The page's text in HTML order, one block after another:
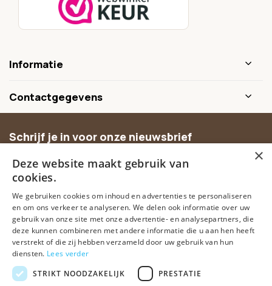
Informatie
Contactgegevens
Schrijf je in voor onze nieuwsbrief
aanbiedingen.
Abonneer
×
Deze website maakt gebruik van
cookies.
We gebruiken cookies om inhoud en advertenties te personaliseren
en om ons verkeer te analyseren. We delen ook informatie over uw
gebruik van onze site met onze advertentie- en analysepartners, die
deze kunnen combineren met andere informatie die u aan hen heeft
verstrekt of die zij hebben verzameld door uw gebruik van hun
diensten. Lees verder
STRIKT NOODZAKELIJK
PRESTATIE